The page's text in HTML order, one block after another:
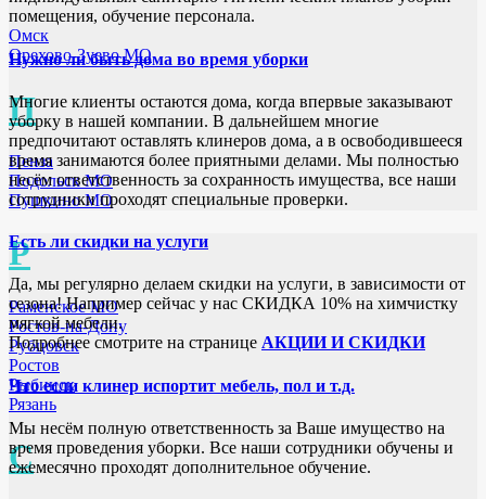
Омск
Орехово-Зуево МО
П
Пенза
Подольск МО
Пушкино МО
Р
Раменское МО
Ростов-на-Дону
Рубцовск
Ростов
Рыбинск
Рязань
С
помещения, обучение персонала.
Нужно ли быть дома во время уборки
Многие клиенты остаются дома, когда впервые заказывают
уборку в нашей компании. В дальнейшем многие
предпочитают оставлять клинеров дома, а в освободившееся
время занимаются более приятными делами. Мы полностью
несём ответственность за сохранность имущества, все наши
сотрудники проходят специальные проверки.
Есть ли скидки на услуги
Да, мы регулярно делаем скидки на услуги, в зависимости от
сезона! Например сейчас у нас СКИДКА 10% на химчистку
мягкой мебели.
Подробнее смотрите на странице АКЦИИ И СКИДКИ
Что если клинер испортит мебель, пол и т.д.
Мы несём полную ответственность за Ваше имущество на
время проведения уборки. Все наши сотрудники обучены и
ежемесячно проходят дополнительное обучение.